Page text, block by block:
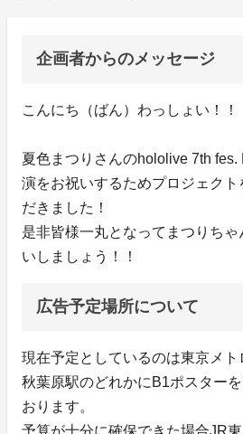
企画者からのメッセージ
こんにち（ばん）わっしょい！！
夏色まつりさんのhololive 7th fes.
演をお祝いするためプロジェク
だきました！
是非皆様一丸となってまつりち
いしましょう！！
広告予定場所について
現在予定としているのは東京メト
秋葉原駅のどれかにB1ポスター
おります。